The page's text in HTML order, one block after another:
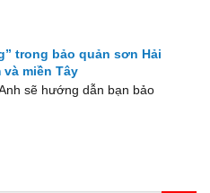
trong bảo quản sơn Hải
miền Tây
sẽ hướng dẫn bạn bảo